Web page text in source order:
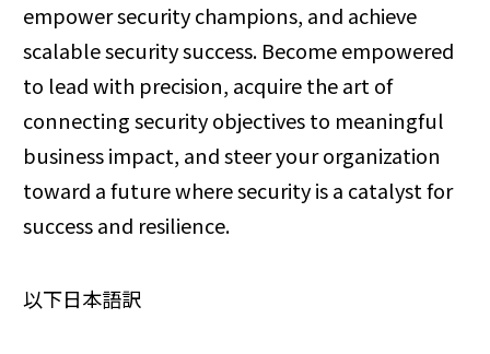
empower security champions, and achieve
scalable security success. Become empowered
to lead with precision, acquire the art of
connecting security objectives to meaningful
business impact, and steer your organization
toward a future where security is a catalyst for
success and resilience.
以下日本語訳